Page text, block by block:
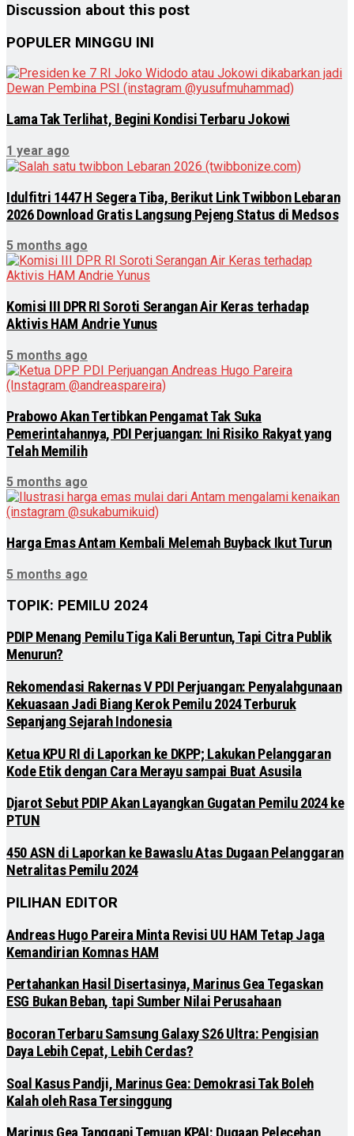
Discussion about this post
POPULER MINGGU INI
Lama Tak Terlihat, Begini Kondisi Terbaru Jokowi
1 year ago
Idulfitri 1447 H Segera Tiba, Berikut Link Twibbon Lebaran
2026 Download Gratis Langsung Pejeng Status di Medsos
5 months ago
Komisi III DPR RI Soroti Serangan Air Keras terhadap
Aktivis HAM Andrie Yunus
5 months ago
Prabowo Akan Tertibkan Pengamat Tak Suka
Pemerintahannya, PDI Perjuangan: Ini Risiko Rakyat yang
Telah Memilih
5 months ago
Harga Emas Antam Kembali Melemah Buyback Ikut Turun
5 months ago
TOPIK: PEMILU 2024
PDIP Menang Pemilu Tiga Kali Beruntun, Tapi Citra Publik
Menurun?
Rekomendasi Rakernas V PDI Perjuangan: Penyalahgunaan
Kekuasaan Jadi Biang Kerok Pemilu 2024 Terburuk
Sepanjang Sejarah Indonesia
Ketua KPU RI di Laporkan ke DKPP; Lakukan Pelanggaran
Kode Etik dengan Cara Merayu sampai Buat Asusila
Djarot Sebut PDIP Akan Layangkan Gugatan Pemilu 2024 ke
PTUN
450 ASN di Laporkan ke Bawaslu Atas Dugaan Pelanggaran
Netralitas Pemilu 2024
PILIHAN EDITOR
Andreas Hugo Pareira Minta Revisi UU HAM Tetap Jaga
Kemandirian Komnas HAM
Pertahankan Hasil Disertasinya, Marinus Gea Tegaskan
ESG Bukan Beban, tapi Sumber Nilai Perusahaan
Bocoran Terbaru Samsung Galaxy S26 Ultra: Pengisian
Daya Lebih Cepat, Lebih Cerdas?
Soal Kasus Pandji, Marinus Gea: Demokrasi Tak Boleh
Kalah oleh Rasa Tersinggung